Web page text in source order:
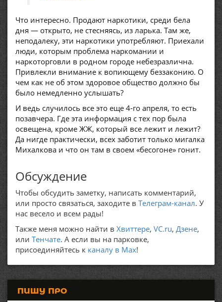
Что интересно. Продают наркотики, среди бела
дня — открыто, не стесняясь, из ларька. Там же,
неподалеку, эти наркотики употребляют. Приехали
люди, которым проблема наркомании и
наркоторговли в родном городе небезразлична.
Привлекли внимание к вопиющему беззаконию. О
чем как не об этом здоровое общество должно бы
было немедленно услышать?
И ведь случилось все это еще 4-го апреля, то есть
позавчера. Где эта информация с тех пор была
освещена, кроме ЖЖ, который все лежит и лежит?
Да нигде практически, всех заботит только мигалка
Михалкова и что он там в своем «бесогоне» гонит.
Обсуждение
Чтобы обсудить заметку, написать комментарий,
или просто связаться, заходите в Телеграм-канал. У
нас весело и всем рады!
Также меня можно найти в Хвиттере, VC.ru, Дзене,
или Тенчате. А если вы на парковке,
присоединяйтесь к каналу в Max!
ПИШУ ПРО